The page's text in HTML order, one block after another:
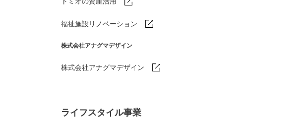
福祉施設リノベーション
株式会社アナグマデザイン
株式会社アナグマデザイン
ライフスタイル事業